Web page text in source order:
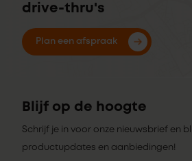
drive-thru's
Plan een afspraak
Blijf op de hoogte
Schrijf je in voor onze nieuwsbrief en
productupdates en aanbiedingen!